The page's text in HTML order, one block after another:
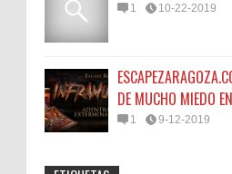
1 10-22-2019
DE MUCHO MIEDO
1 9-12-2019